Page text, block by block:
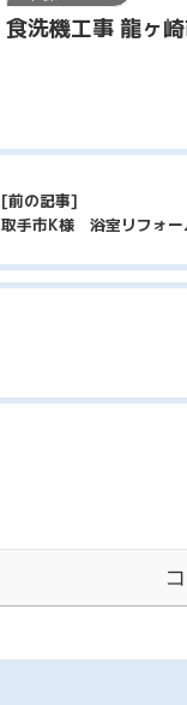
食洗機工事 龍ヶ
取手市K様 浴室リフォ